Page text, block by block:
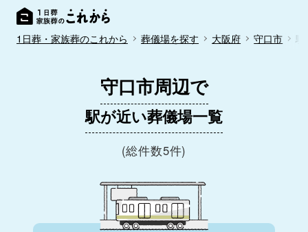
1日葬・家族葬のこれから 葬儀場を探す 大阪府 守口市 駅
守口市周辺で
駅が近い葬儀場一覧
(総件数5件)